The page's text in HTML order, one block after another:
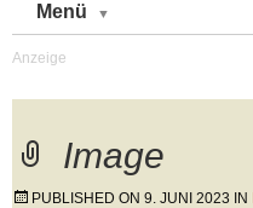
Menü
Image
PUBLISHED ON 9. JUNI 2023 IN